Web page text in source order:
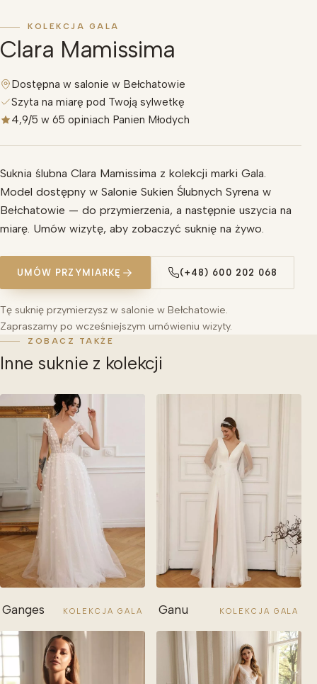
KOLEKCJA GALA
Clara Mamissima
Dostępna w salonie w Bełchatowie
Szyta na miarę pod Twoją sylwetkę
4,9/5 w 65 opiniach Panien Młodych
Suknia ślubna Clara Mamissima z kolekcji marki Gala.
Model dostępny w Salonie Sukien Ślubnych Syrena w
Bełchatowie — do przymierzenia, a następnie uszycia na
miarę. Umów wizytę, aby zobaczyć suknię na żywo.
UMÓW PRZYMIARKĘ (+48) 600 202 068
Tę suknię przymierzysz w salonie w Bełchatowie.
Zapraszamy po wcześniejszym umówieniu wizyty.
ZOBACZ TAKŻE
Inne suknie z kolekcji
Ganges KOLEKCJA GALA Ganu KOLEKCJA GALA